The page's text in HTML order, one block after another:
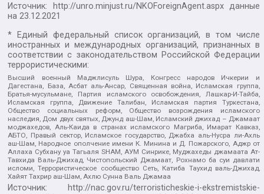
Источник: http://unro.minjust.ru/NKOForeignAgent.aspxданные
на23.12.2021
* Единый федеральный список организаций, в том числе
иностранных и международных организаций, признанных в
соответствии с законодательством Российской Федерации
террористическими:
Высший военный Маджлисуль Шура, Конгресс народов Ичкерии и
Дагестана, База, Асбат аль-Ансар, Священная война, Исламская группа,
Братья-мусульмане, Партия исламского освобождения, Лашкар-И-Тайба,
Исламская группа, Движение Талибан, Исламская партия Туркестана,
Общество социальных реформ, Общество возрождения исламского
наследия, Дом двух святых, Джунд аш-Шам, Исламский джихад – Джамаат
моджахедов, Аль-Каида в странах исламского Магриба, Имарат Кавказ,
АБТО, Правый сектор, Исламское государство, Джабха аль-Нусра ли-Ахль
аш-Шам, Народное ополчение имени К. Минина и Д. Пожарского, Аджр от
Аллаха Субхану уа Тагьаля SHAM, АУМ Синрике, Муджахеды джамаата Ат-
Тавхида Валь-Джихад, Чистопольский Джамаат, Рохнамо ба суи давлати
исломи, Террористическое сообщество Сеть, Катиба Таухид валь-Джихад,
Хайят Тахрир аш-Шам, Ахлю Сунна Валь Джамаа
Источник:
http://nac.gov.ru/terroristicheskie-i-ekstremistskie-